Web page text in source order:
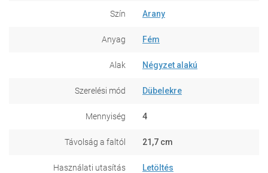
Szín Arany
Anyag Fém
Alak Négyzet alakú
Szerelési mód Dübelekre
Mennyiség 4
Távolság a faltól 21,7 cm
Használati utasítás Letöltés